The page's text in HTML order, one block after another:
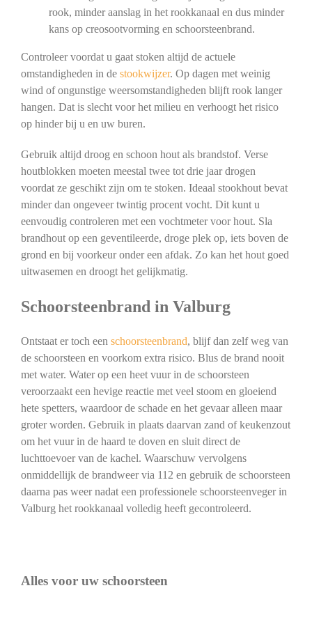
rook, minder aanslag in het rookkanaal en dus minder
kans op creosootvorming en schoorsteenbrand.
Controleer voordat u gaat stoken altijd de actuele
omstandigheden in de stookwijzer. Op dagen met weinig
wind of ongunstige weersomstandigheden blijft rook langer
hangen. Dat is slecht voor het milieu en verhoogt het risico
op hinder bij u en uw buren.
Gebruik altijd droog en schoon hout als brandstof. Verse
houtblokken moeten meestal twee tot drie jaar drogen
voordat ze geschikt zijn om te stoken. Ideaal stookhout bevat
minder dan ongeveer twintig procent vocht. Dit kunt u
eenvoudig controleren met een vochtmeter voor hout. Sla
brandhout op een geventileerde, droge plek op, iets boven de
grond en bij voorkeur onder een afdak. Zo kan het hout goed
uitwasemen en droogt het gelijkmatig.
Schoorsteenbrand in Valburg
Ontstaat er toch een schoorsteenbrand, blijf dan zelf weg van
de schoorsteen en voorkom extra risico. Blus de brand nooit
met water. Water op een heet vuur in de schoorsteen
veroorzaakt een hevige reactie met veel stoom en gloeiend
hete spetters, waardoor de schade en het gevaar alleen maar
groter worden. Gebruik in plaats daarvan zand of keukenzout
om het vuur in de haard te doven en sluit direct de
luchttoevoer van de kachel. Waarschuw vervolgens
onmiddellijk de brandweer via 112 en gebruik de schoorsteen
daarna pas weer nadat een professionele schoorsteenveger in
Valburg het rookkanaal volledig heeft gecontroleerd.
Alles voor uw schoorsteen